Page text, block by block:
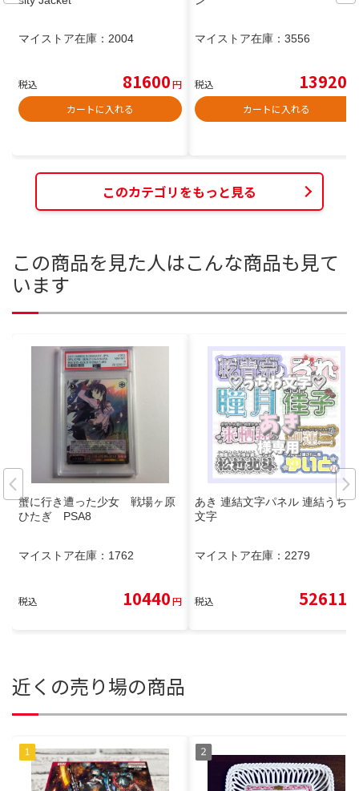
マイストア在庫： 2004
税込 81600円
カートに入れる
マイストア在庫： 3556
税込 13920
カートに入れる
このカテゴリをもっと見る
この商品を見た人はこんな商品も見て
います
蟹に行き遭った少女 戦場ヶ原
ひたぎ PSA8
マイストア在庫： 1762
税込 10440円
あき 連結文字パネル 連結うちわ
文字
マイストア在庫： 2279
税込 52611
近くの売り場の商品